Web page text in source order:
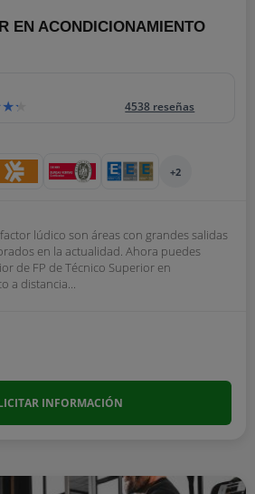
EN ACONDICIONAMIENTO
4538 reseñas
+2
lúdico son áreas con grandes salidas
en la actualidad. Ahora puedes
de FP de Técnico Superior en
a distancia...
INFORMACIÓN